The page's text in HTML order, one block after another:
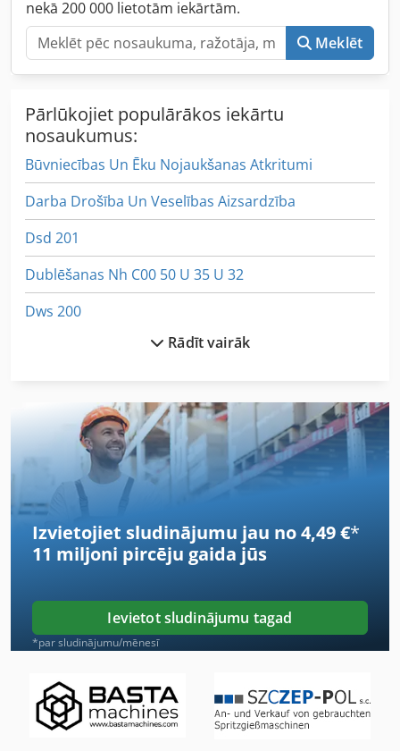
nekā 200 000 lietotām iekārtām.
Meklēt
Pārlūkojiet populārākos iekārtu
nosaukumus:
Būvniecības Un Ēku Nojaukšanas Atkritumi
Darba Drošība Un Veselības Aizsardzība
Dsd 201
Dublēšanas Nh C00 50 U 35 U 32
Dws 200
Dziļi Kravas Piekabe M Locīšanas Auffahrr
German
Hh Drošinātāju
Idx 23
Iidu Lādētāju 24
Ja Drukas Iekārta
Kdr 310 St
Kgs 1670
Kronšteins Ar Vārpstu
Ks 205
Rādīt vairāk
Izvietojiet sludinājumu jau no 4,49 €*
11 miljoni pircēju gaida jūs
Ievietot sludinājumu tagad
*par sludinājumu/mēnesī